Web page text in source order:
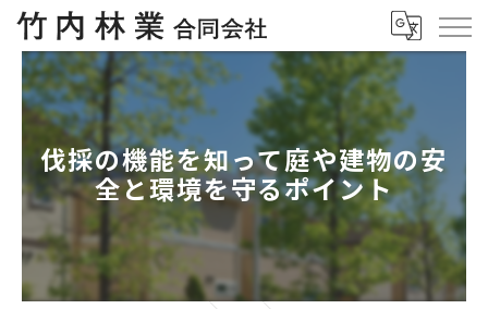
伐採の機能を知って庭や建物の安
全と環境を守るポイント